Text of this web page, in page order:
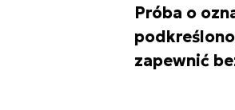
Próba o
zapewnić